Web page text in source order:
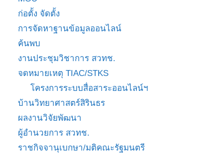
ก่อตั้ง จัดตั้ง
การจัดหาฐานข้อมูลออนไลน์
ค้นพบ
งานประชุมวิชาการ สวทช.
จดหมายเหตุ TIAC/STKS
โครงการระบบสื่อสาระออนไลน์ฯ
บ้านวิทยาศาสตร์สิรินธร
ผลงานวิจัยพัฒนา
ผู้อำนวยการ สวทช.
ราชกิจจานุเบกษา/มติคณะรัฐมนตรี